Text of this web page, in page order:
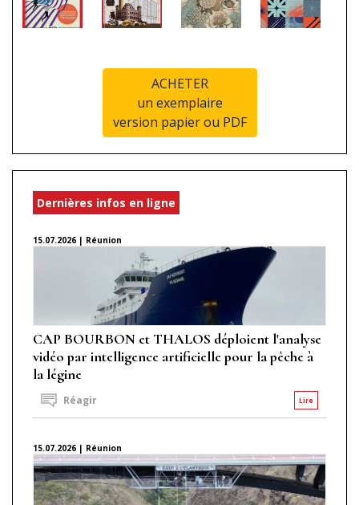
ACHETER
un exemplaire
version papier ou PDF
Dernières infos en ligne
15.07.2026 | Réunion
CAP BOURBON et THALOS déploient l'analyse
vidéo par intelligence artificielle pour la pêche à
la légine
Lire
Réagir
15.07.2026 | Réunion